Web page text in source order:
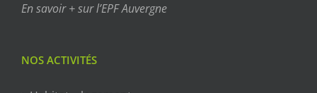
En savoir + sur l’EPF Auvergne
NOS ACTIVITÉS